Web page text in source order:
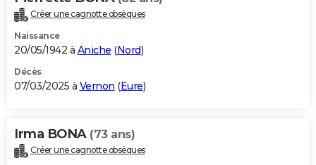
Créer une cagnotte obsèques
Naissance
20/05/1942 à Aniche (Nord)
Décès
07/03/2025 à Vernon (Eure)
Irma BONA (73 ans)
Créer une cagnotte obsèques